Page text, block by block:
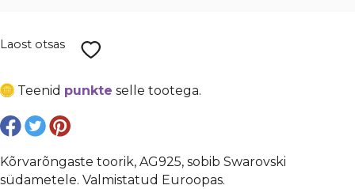
Laost otsas
Teenid punkte selle tootega.
Kõrvarõngaste toorik, AG925, sobib Swarovski
südametele. Valmistatud Euroopas.